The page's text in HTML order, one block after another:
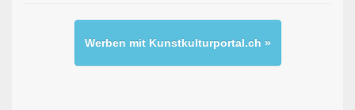
Werben mit Kunstkulturportal.ch »